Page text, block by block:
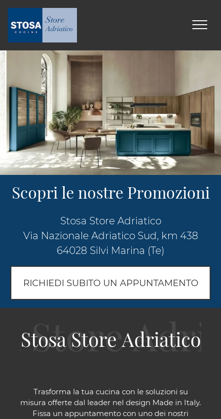
Scopri le nostre Promozioni
Stosa Store Adriatico
Via Nazionale Adriatico Sud, km 438
64028 Silvi Marina (Te)
RICHIEDI SUBITO UN APPUNTAMENTO
Stosa Store Adriatico
Trasforma la tua cucina con le soluzioni su
misura offerte dal leader nel design Made in Italy.
Fissa un appuntamento con uno dei nostri